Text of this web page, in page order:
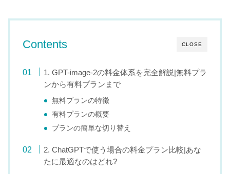
CLOSE
Contents
1. GPT-image-2の料金体系を完全解説|無料プラ
ンから有料プランまで
無料プランの特徴
有料プランの概要
プランの簡単な切り替え
2. ChatGPTで使う場合の料金プラン比較|あな
たに最適なのはどれ?